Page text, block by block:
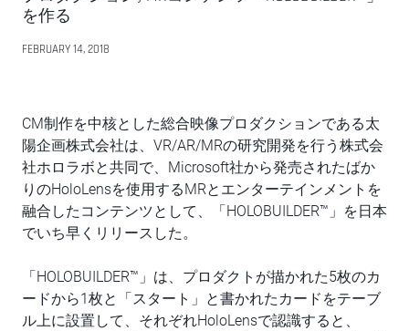
を作る
FEBRUARY 14, 2018
CM制作を中核とした総合映像プロダクションである太
陽企画株式会社は、VR/AR/MRの研究開発を行う株式会
社ホロラボと共同で、Microsoft社から発売されたばか
りのHoloLensを使用するMRとエンターテインメントを
融合したコンテンツとして、「HOLOBUILDER™」を日本
でいち早くリリースした。
「HOLOBUILDER™」は、プロダクトが描かれた5枚のカ
ードから1枚と「スタート」と書かれたカードをテーブ
ル上に設置して、それぞれHoloLensで認識すると、